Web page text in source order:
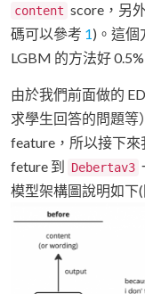
content score，另
碼可以參考 1)。這個
LGBM 的方法好 0.5%
由於我們前面做的
求學生回答的問題等
feature，所以接下
feture 到
Debertav3
模型架構圖說明如下